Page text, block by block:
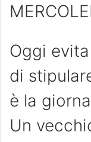
Oggi
di
è la
Un